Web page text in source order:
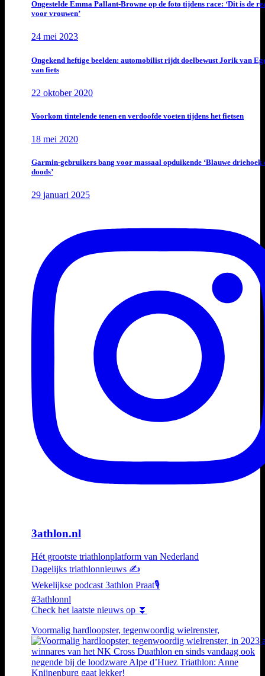
Ongestelde Emma Pallant-Browne op de foto tijdens race: ‘Dit is de
voor vrouwen’
24 mei 2023
Ongekend heftige beelden: automobilist rijdt doelbewust Jorik van
van fiets
22 oktober 2020
Voorkom tintelende tenen en verdoofde voeten tijdens het fietsen
18 mei 2020
Garmin-gebruikers bang voor massaal opduikende ‘Blauwe driehoek
doods’
29 januari 2025
3athlon.nl
Hét grootste triathlonplatform van Nederland
Dagelijks triathlonnieuws ✍️
Wekelijkse podcast 3athlon Praat🎙️
#3athlonnl
Check het laatste nieuws op ⏬
Voormalig hardloopster, tegenwoordig wielrenster,